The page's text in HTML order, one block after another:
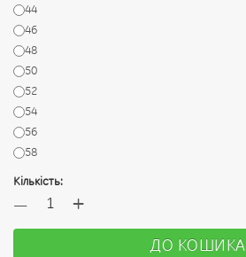
44
46
48
50
52
54
56
58
Кількість:
— +
ДО КОШИКА